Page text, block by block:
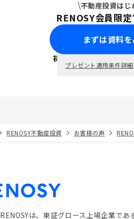
不動産投資はじ
RENOSY会員限定
まずは資料
初回面談で ポ
プレゼント適用条件詳細
RENOSY不動産投資 お客様の声
RENOSYは、東証グロース上場企業であ